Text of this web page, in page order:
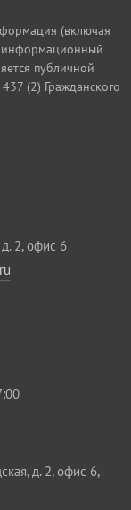
(включая
информационный
публичной
(2) Гражданского
2, офис 6
д. 2, офис 6,